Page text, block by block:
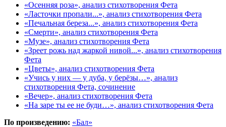
«Осенняя роза», анализ стихотворения Фета
«Ласточки пропали...», анализ стихотворения Фета
«Печальная береза...», анализ стихотворения Фета
«Смерти», анализ стихотворения Фета
«Музе», анализ стихотворения Фета
«Зреет рожь над жаркой нивой...», анализ стихотворения
Фета
«Цветы», анализ стихотворения Фета
«Учись у них — у дуба, у берёзы…», анализ
стихотворения Фета, сочинение
«Вечер», анализ стихотворения Фета
«На заре ты ее не буди…», анализ стихотворения Фета
По произведению: «Бал»